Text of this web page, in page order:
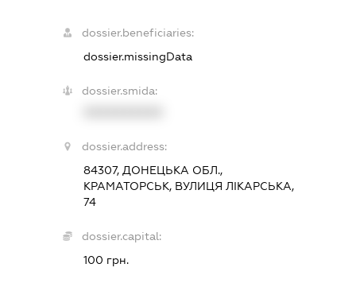
dossier.beneficiaries:
dossier.missingData
dossier.smida:
dossier.address:
84307, ДОНЕЦЬКА ОБЛ.,
КРАМАТОРСЬК, ВУЛИЦЯ ЛІКАРСЬКА,
74
dossier.capital:
100 грн.